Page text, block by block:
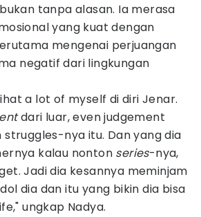
tanpa alasan. Ia merasa
yang kuat dengan
mengenai perjuangan
negatif dari lingkungan
a lot of myself di diri Jenar.
dari luar, even judgement
nya itu. Dan yang dia
kalau nonton series-nya,
Jadi dia kesannya meminjam
dia dan itu yang bikin dia bisa
ungkap Nadya.